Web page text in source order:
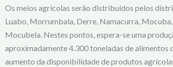
Os meios agrícolas serão distribuídos pelos
Luabo, Morrumbala, Derre, Namacurra,
Mocubela. Nestes pontos, espera-se uma
aproximadamente 4.300 toneladas de alimentos
aumento da disponibilidade de produtos